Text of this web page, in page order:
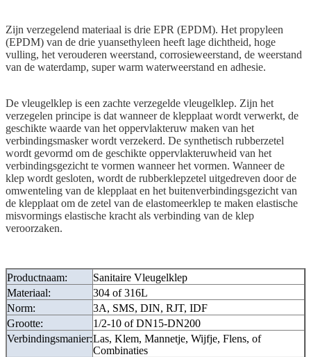
Zijn verzegelend materiaal is drie EPR (EPDM). Het propyleen
(EPDM) van de drie yuansethyleen heeft lage dichtheid, hoge
vulling, het verouderen weerstand, corrosieweerstand, de weerstand
van de waterdamp, super warm waterweerstand en adhesie.
De vleugelklep is een zachte verzegelde vleugelklep. Zijn het
verzegelen principe is dat wanneer de klepplaat wordt verwerkt, de
geschikte waarde van het oppervlakteruw maken van het
verbindingsmasker wordt verzekerd. De synthetisch rubberzetel
wordt gevormd om de geschikte oppervlakteruwheid van het
verbindingsgezicht te vormen wanneer het vormen. Wanneer de
klep wordt gesloten, wordt de rubberklepzetel uitgedreven door de
omwenteling van de klepplaat en het buitenverbindingsgezicht van
de klepplaat om de zetel van de elastomeerklep te maken elastische
misvormings elastische kracht als verbinding van de klep
veroorzaken.
Productnaam:
Sanitaire Vleugelklep
Materiaal:
304 of 316L
Norm:
3A, SMS, DIN, RJT, IDF
Grootte:
1/2-10 of DN15-DN200
Verbindingsmanier:Las, Klem, Mannetje, Wijfje, Flens, of
Combinaties